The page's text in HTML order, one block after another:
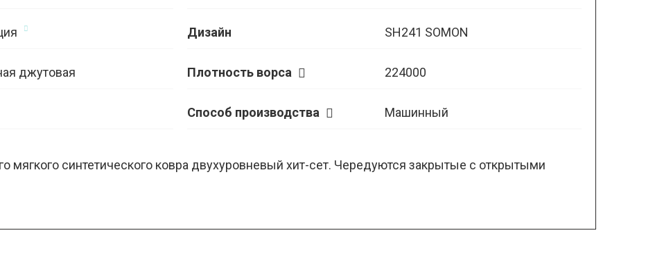
Дизайн SH241 SOMON
джутовая Плотность ворса 224000
Способ производства Машинный
мягкого синтетического ковра двухуровневый хит-сет. Чередуются закрытые с открытыми